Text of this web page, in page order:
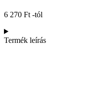
6 270 Ft -tól
Termék leírás